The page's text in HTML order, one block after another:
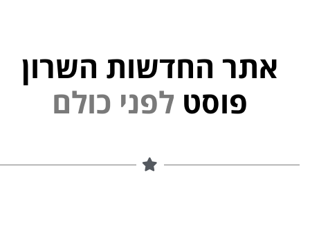
אתר החדשות השרון
פוסט
ל ם